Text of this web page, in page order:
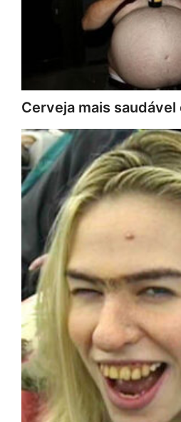
Cerveja mais saudável